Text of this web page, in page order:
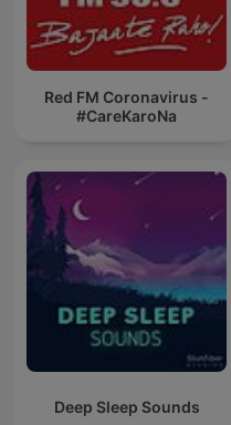
Red FM Coronavirus -
#CareKaroNa
Deep Sleep Sounds